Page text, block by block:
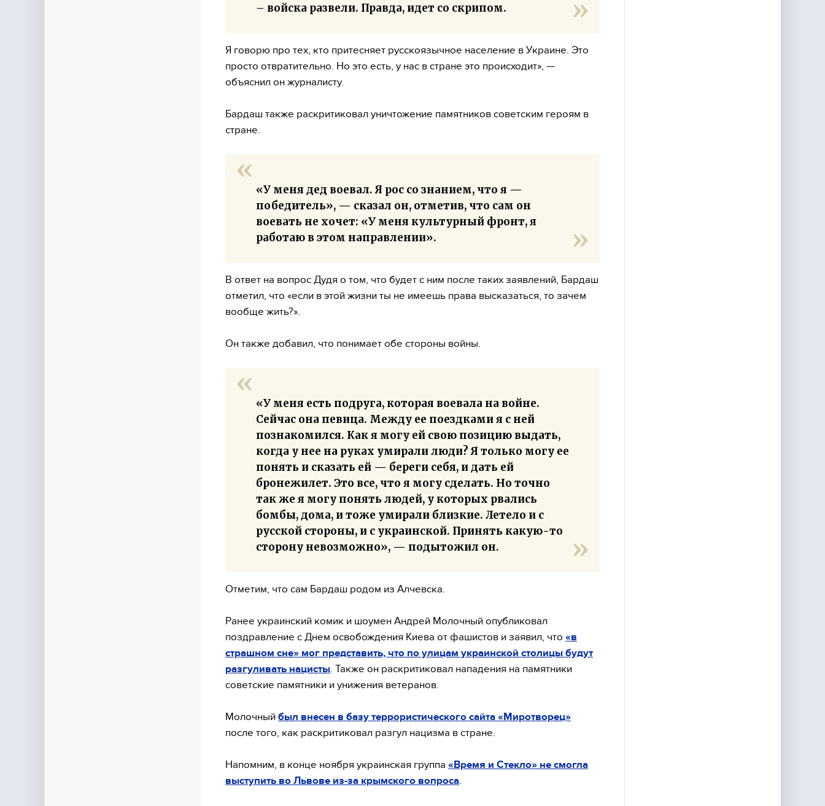
– войска развели. Правда, идет со скрипом.
Я говорю про тех, кто притесняет русскоязычное население в Украине. Это
просто отвратительно. Но это есть, у нас в стране это происходит», —
объяснил он журналисту.
Бардаш также раскритиковал уничтожение памятников советским героям в
стране.
«У меня дед воевал. Я рос со знанием, что я —
победитель», — сказал он, отметив, что сам он
воевать не хочет: «У меня культурный фронт, я
работаю в этом направлении».
В ответ на вопрос Дудя о том, что будет с ним после таких заявлений, Бардаш
отметил, что «если в этой жизни ты не имеешь права высказаться, то зачем
вообще жить?».
Он также добавил, что понимает обе стороны войны.
«У меня есть подруга, которая воевала на войне.
Сейчас она певица. Между ее поездками я с ней
познакомился. Как я могу ей свою позицию выдать,
когда у нее на руках умирали люди? Я только могу ее
понять и сказать ей — береги себя, и дать ей
бронежилет. Это все, что я могу сделать. Но точно
так же я могу понять людей, у которых рвались
бомбы, дома, и тоже умирали близкие. Летело и с
русской стороны, и с украинской. Принять какую-то
сторону невозможно», — подытожил он.
Отметим, что сам Бардаш родом из Алчевска.
Ранее украинский комик и шоумен Андрей Молочный опубликовал
поздравление с Днем освобождения Киева от фашистов и заявил, что «в
страшном сне» мог представить, что по улицам украинской столицы будут
разгуливать нацисты . Также он раскритиковал нападения на памятники
советские памятники и унижения ветеранов.
Молочный был внесен в базу террористического сайта «Миротворец»
после того, как раскритиковал разгул нацизма в стране.
Напомним, в конце ноября украинская группа «Время и Стекло» не смогла
выступить во Львове из-за крымского вопроса